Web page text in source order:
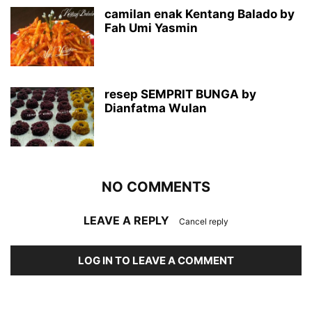
camilan enak Kentang Balado by
Fah Umi Yasmin
resep SEMPRIT BUNGA by
Dianfatma Wulan
NO COMMENTS
LEAVE A REPLY Cancel reply
LOG IN TO LEAVE A COMMENT